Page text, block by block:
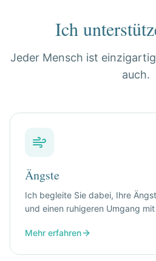
Ich
Jeder Mensch ist
auch.
Ängste
Ich begleite Sie dabei, Ihre
und einen ruhigeren Umgang
Mehr erfahren